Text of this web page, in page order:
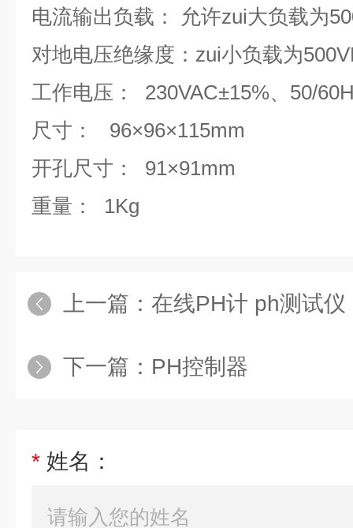
电流输出负载： 允许zui大负载为
对地电压绝缘度：zui小负载为
工作电压： 230VAC±15%、50/
尺寸： 96×96×115mm
开孔尺寸： 91×91mm
重量： 1Kg
上一篇： 在线PH计 ph测试仪
下一篇： PH控制器
* 姓名：